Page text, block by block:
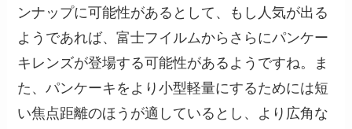
ンナップに可能性があるとして、もし人気が出る
ようであれば、富士フイルムからさらにパンケー
キレンズが登場する可能性があるようですね。ま
た、パンケーキをより小型軽量にするためには短
い焦点距離のほうが適しているとし、より広角な